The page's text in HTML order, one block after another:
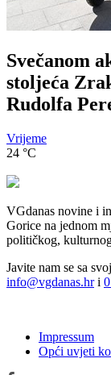
Svečanom
stoljeća
Rudolfa
Vrijeme
24 °C
VGdanas novine i
Gorice na jednom
političkog,
Javite nam se sa
info@vgdanas.hri
Impressum
Opći uvjeti